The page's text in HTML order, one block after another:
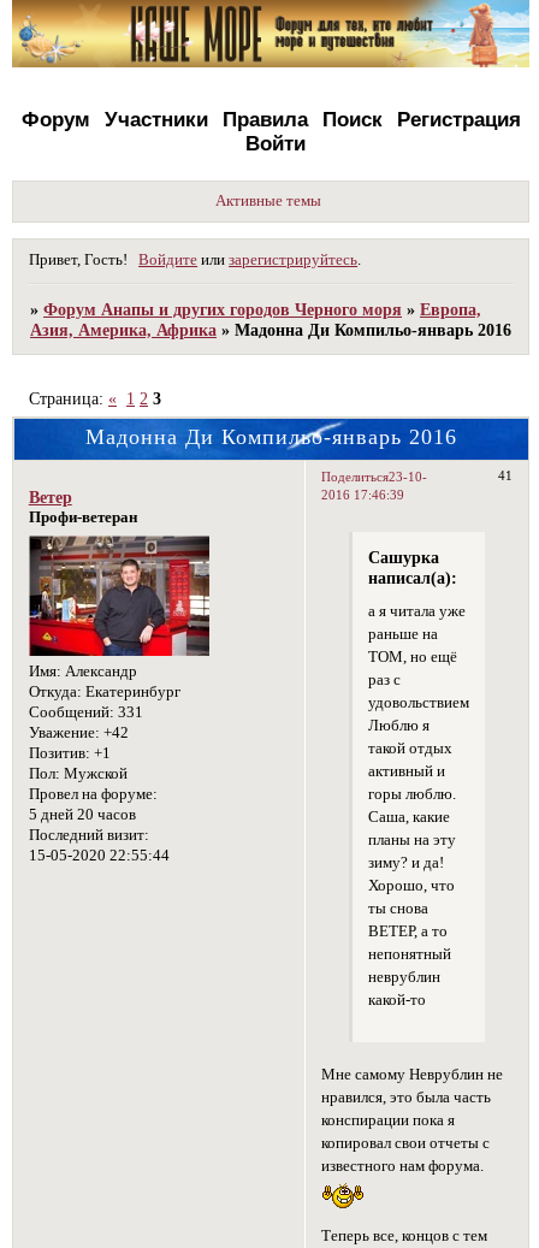
Форум Участники Правила Поиск
Регистрация
Войти
Активные темы
Привет, Гость! Войдите илизарегистрируйтесь
»Форум Анапы и других городов Черного моря »Европа,
Азия, Америка, Африка »Мадонна Ди Компильо-январь 2016
Мадонна Ди Компильо-январь 2016
Страница:« 1 2 3
Поделиться 41
23-10-
2016 17:46:39
Ветер
Профи-ветеран
Имя: Александр
Откуда: Екатеринбург
Сообщений: 331
Уважение: +42
Позитив: +1
Пол: Мужской
Провел на форуме:
5 дней 20 часов
Последний визит:
15-05-2020 22:55:44
Сашурка
написал(а):
а я читала уже
раньше на
ТОМ, но ещё
раз с
удовольствием.
Люблю я
такой отдых
активный и
горы люблю.
Саша, какие
планы на эту
зиму? и да!
Хорошо, что
ты снова
ВЕТЕР, а то
непонятный
неврублин
какой-то
Мне самому Неврублин не
нравился, это была часть
конспирации пока я
копировал свои отчеты с
известного нам форума.
Теперь все, концов с тем